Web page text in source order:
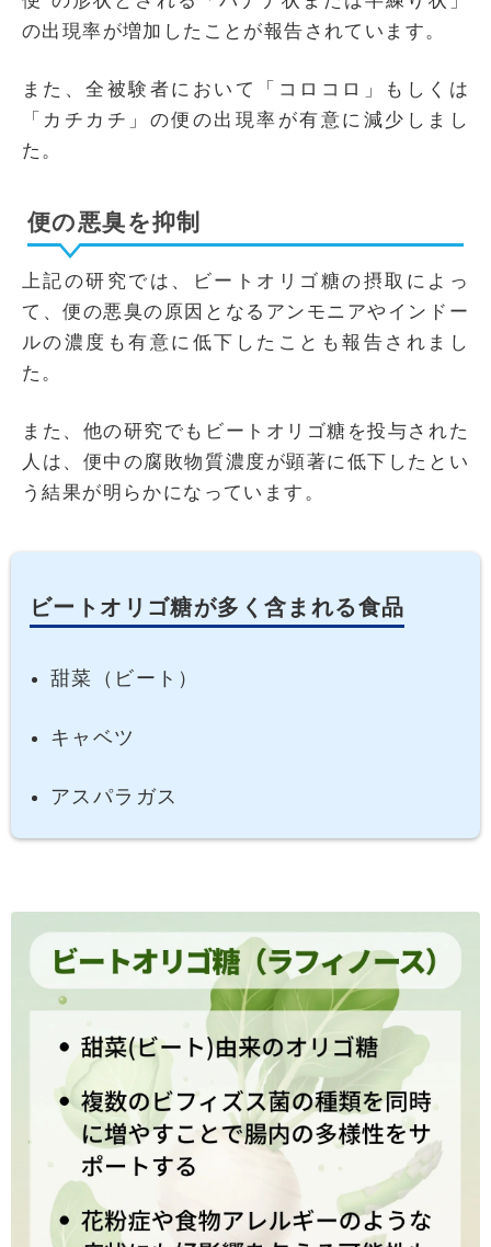
の出現率が増加したことが報告されています。
また、全被験者において「コロコロ」もしくは
「カチカチ」の便の出現率が有意に減少しまし
た。
便の悪臭を抑制
上記の研究では、ビートオリゴ糖の摂取によっ
て、便の悪臭の原因となるアンモニアやインドー
ルの濃度も有意に低下したことも報告されまし
た。
また、他の研究でもビートオリゴ糖を投与された
人は、便中の腐敗物質濃度が顕著に低下したとい
う結果が明らかになっています。
ビートオリゴ糖が多く含まれる食品
甜菜（ビート）
キャベツ
アスパラガス